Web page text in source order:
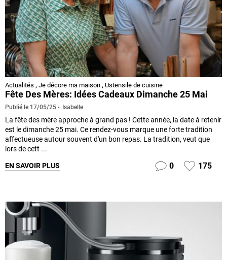
Actualités , Je décore ma maison , Ustensile de cuisine
Fête Des Mères: Idées Cadeaux Dimanche 25 Mai
Publié le 17/05/25 Isabelle
La fête des mère approche à grand pas ! Cette année, la date à retenir
est le dimanche 25 mai. Ce rendez-vous marque une forte tradition
affectueuse autour souvent d'un bon repas. La tradition, veut que
lors de cett ...
EN SAVOIR PLUS 0 175